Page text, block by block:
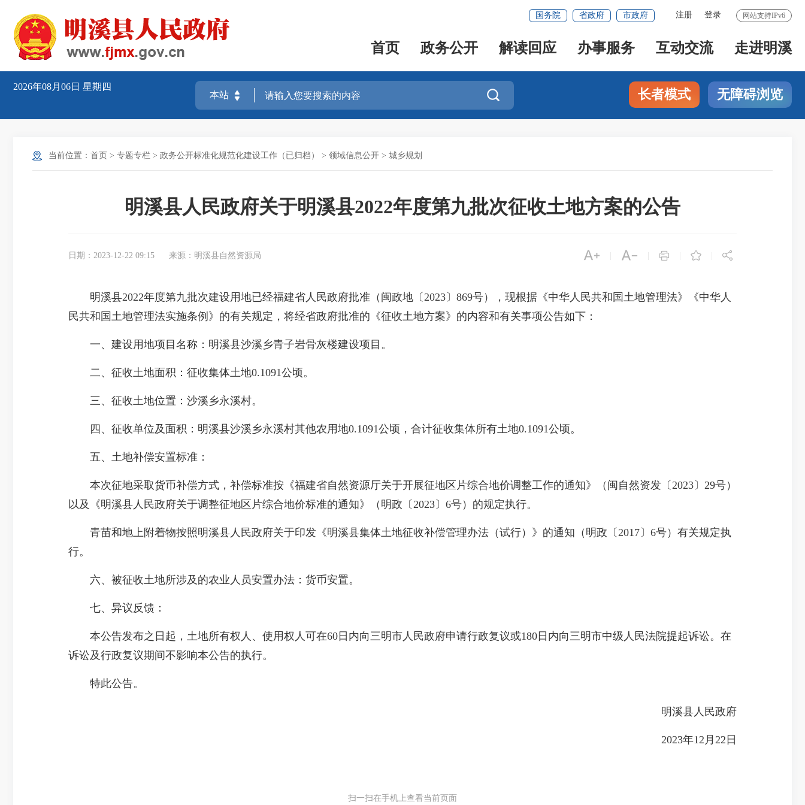
网站支持IPv6
注册 登录
国务院 省政府 市政府
首页 政务公开 解读回应 办事服务 互动交流 走进明溪
2026年08月06日 星期四
 长者模式 无障碍浏览
当前位置： 首页 > 专题专栏 > 政务公开标准化规范化建设工作（已归档） > 领域信息公开 > 城乡规划
明溪县人民政府关于明溪县2022年度第九批次征收土地方案的公告
日期：2023-12-22 09:15 来源：明溪县自然资源局     
明溪县2022年度第九批次建设用地已经福建省人民政府批准（闽政地〔2023〕869号），现根据《中华人民共和国土地管理法》《中华人
民共和国土地管理法实施条例》的有关规定，将经省政府批准的《征收土地方案》的内容和有关事项公告如下：
一、建设用地项目名称：明溪县沙溪乡青子岩骨灰楼建设项目。
二、征收土地面积：征收集体土地0.1091公顷。
三、征收土地位置：沙溪乡永溪村。
四、征收单位及面积：明溪县沙溪乡永溪村其他农用地0.1091公顷，合计征收集体所有土地0.1091公顷。
五、土地补偿安置标准：
本次征地采取货币补偿方式，补偿标准按《福建省自然资源厅关于开展征地区片综合地价调整工作的通知》（闽自然资发〔2023〕29号）
以及《明溪县人民政府关于调整征地区片综合地价标准的通知》（明政〔2023〕6号）的规定执行。
青苗和地上附着物按照明溪县人民政府关于印发《明溪县集体土地征收补偿管理办法（试行）》的通知（明政〔2017〕6号）有关规定执
行。
六、被征收土地所涉及的农业人员安置办法：货币安置。
七、异议反馈：
本公告发布之日起，土地所有权人、使用权人可在60日内向三明市人民政府申请行政复议或180日内向三明市中级人民法院提起诉讼。在
诉讼及行政复议期间不影响本公告的执行。
特此公告。
明溪县人民政府
2023年12月22日
扫一扫在手机上查看当前页面